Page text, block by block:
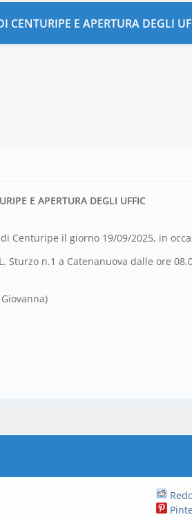
CENTURIPE E APERTURA DEGLI
E APERTURA DEGLI UFFIC
Centuripe il giorno 19/09/2025, in
n.1 a Catenanuova dalle ore